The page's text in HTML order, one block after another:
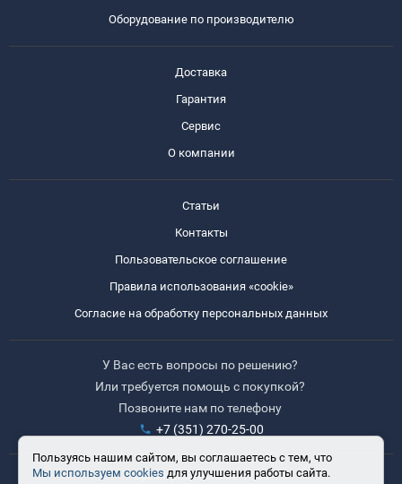
Оборудование по производителю
Доставка
Гарантия
Сервис
О компании
Статьи
Контакты
Пользовательское соглашение
Правила использования «cookie»
Согласие на обработку персональных данных
У Вас есть вопросы по решению?
Или требуется помощь с покупкой?
Позвоните нам по телефону
+7 (351) 270-25-00
Время работы: 8:30-17:30
Пользуясь нашим сайтом, вы соглашаетесь с тем, что
Мы используем cookies для улучшения работы сайта.